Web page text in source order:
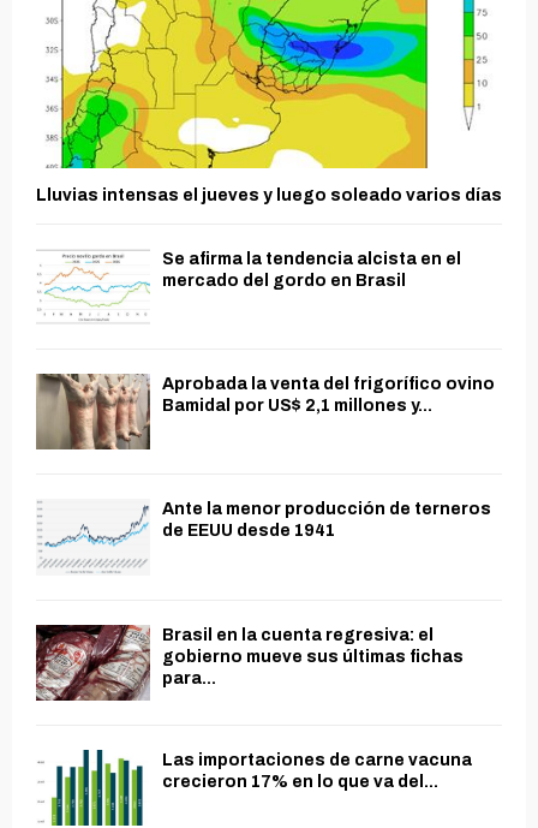
Lluvias intensas el jueves y luego soleado varios días
Se afirma la tendencia alcista en el
mercado del gordo en Brasil
Aprobada la venta del frigorífico ovino
Bamidal por US$ 2,1 millones y...
Ante la menor producción de terneros
de EEUU desde 1941
Brasil en la cuenta regresiva: el
gobierno mueve sus últimas fichas
para...
Las importaciones de carne vacuna
crecieron 17% en lo que va del...